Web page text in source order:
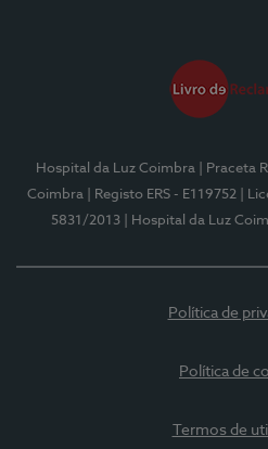
Hospital da Luz Coimbra
| Praceta
Coimbra
| Registo ERS - E119752
|
5831/2013
| Hospital da Luz
Política de
Política de
Termos de